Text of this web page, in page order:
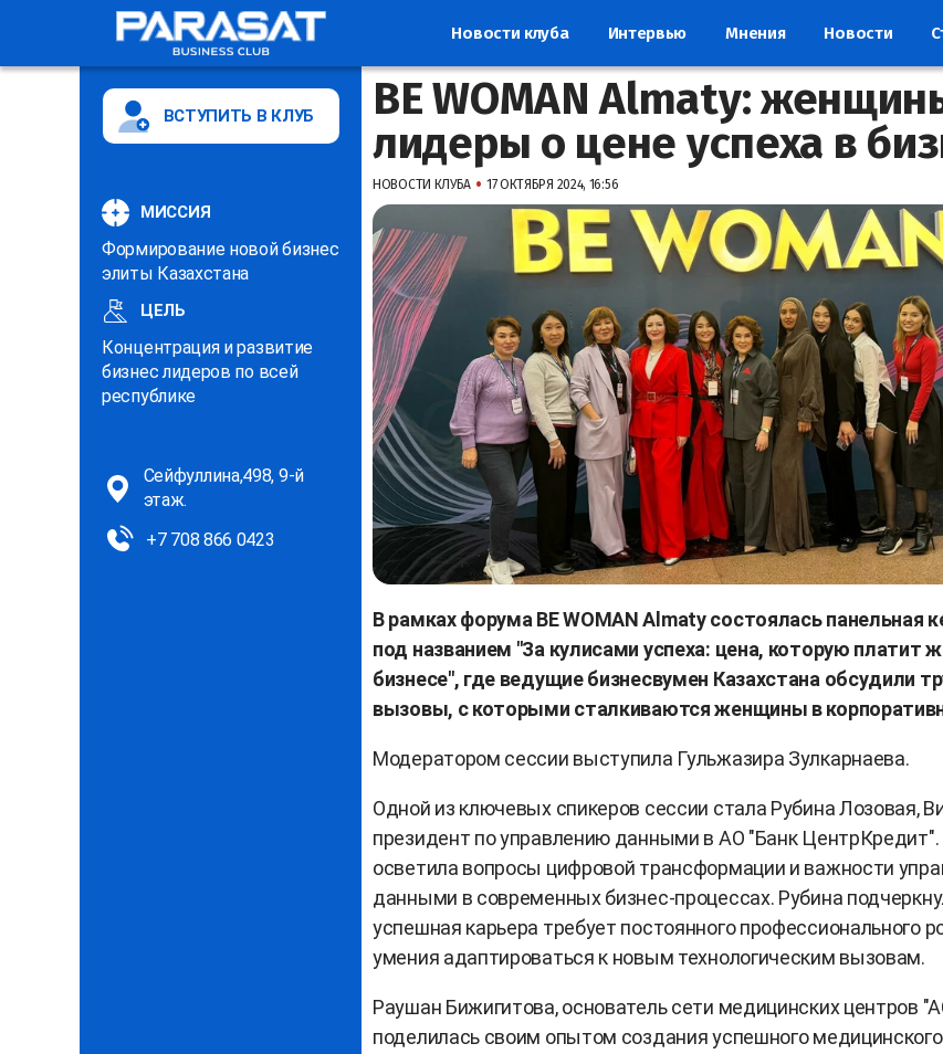
Новости клуба Интервью Мнения Новости
ВСТУПИТЬ В КЛУБ
МИССИЯ
Формирование новой бизнес
элиты Казахстана
ЦЕЛЬ
Концентрация и развитие
бизнес лидеров по всей
республике
Сейфуллина,498, 9-й
этаж.
+7 708 866 0423
BE WOMAN Almaty:
лидеры о цене успеха в
НОВОСТИ КЛУБА • 17 ОКТЯБРЯ 2024, 16:56
В рамках форума BE WOMAN Almaty состоялась панельная
под названием "За кулисами успеха: цена, которую платит
бизнесе", где ведущие бизнесвумен Казахстана обсудили
вызовы, с которыми сталкиваются женщины в
Модератором сессии выступила Гульжазира Зулкарнаева.
Одной из ключевых спикеров сессии стала Рубина Лозовая,
президент по управлению данными в АО "Банк ЦентрКредит".
осветила вопросы цифровой трансформации и важности
данными в современных бизнес-процессах. Рубина
успешная карьера требует постоянного профессионального
умения адаптироваться к новым технологическим вызовам.
Раушан Бижигитова, основатель сети медицинских центров
поделилась своим опытом создания успешного